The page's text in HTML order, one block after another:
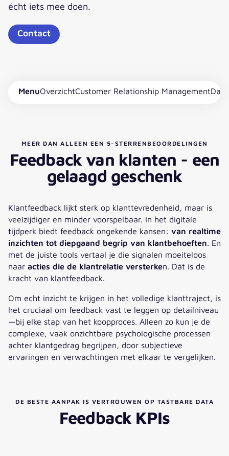
écht iets mee doen.
Contact
MenuOverzichtCustomer Relationship Management
MEER DAN ALLEEN EEN 5-STERRENBEOORDELINGEN
Feedback van klanten - een
gelaagd geschenk
Klantfeedback lijkt sterk op klanttevredenheid, maar is
veelzijdiger en minder voorspelbaar. In het digitale
tijdperk biedt feedback ongekende kansen: van realtime
inzichten tot diepgaand begrip van klantbehoeften. En
met de juiste tools vertaal je die signalen moeiteloos
naar acties die de klantrelatie versterken. Dát is de
kracht van klantfeedback.
Om echt inzicht te krijgen in het volledige klanttraject, is
het cruciaal om feedback vast te leggen op detailniveau
—bij elke stap van het koopproces. Alleen zo kun je de
complexe, vaak onzichtbare psychologische processen
achter klantgedrag begrijpen, door subjectieve
ervaringen en verwachtingen met elkaar te vergelijken.
DE BESTE AANPAK IS VERTROUWEN OP TASTBARE DATA
Feedback KPIs